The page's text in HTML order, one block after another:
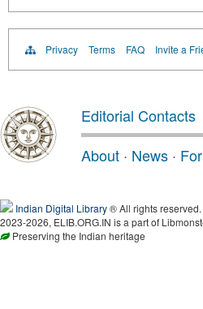
Privacy Terms FAQ Invite a
Editorial Contacts
About · News ·
Indian Digital Library® All rights reserved.
2023-2026, ELIB.ORG.IN is a part of
Preserving the Indian heritage